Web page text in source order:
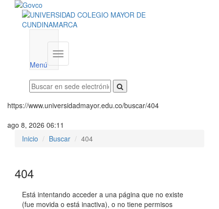
Menú
Menú
institucional
https://www.universidadmayor.edu.co/buscar/404
ago 8, 2026 06:11
Inicio
Buscar 404
404
Está intentando acceder a una página que no existe
(fue movida o está inactiva), o no tiene permisos